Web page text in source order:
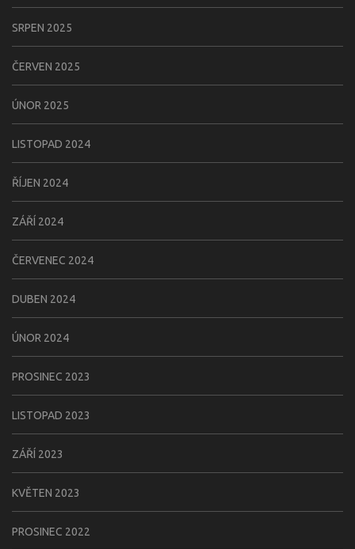
SRPEN 2025
ČERVEN 2025
ÚNOR 2025
LISTOPAD 2024
ŘÍJEN 2024
ZÁŘÍ 2024
ČERVENEC 2024
DUBEN 2024
ÚNOR 2024
PROSINEC 2023
LISTOPAD 2023
ZÁŘÍ 2023
KVĚTEN 2023
PROSINEC 2022